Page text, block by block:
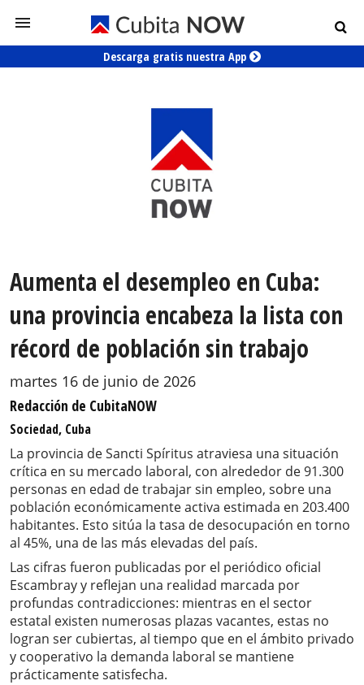
Descarga gratis nuestra App
Aumenta el desempleo en Cuba:
una provincia encabeza la lista con
récord de población sin trabajo
martes 16 de junio de 2026
Redacción de CubitaNOW
Sociedad, Cuba
La provincia de Sancti Spíritus atraviesa una situación
crítica en su mercado laboral, con alrededor de 91.300
personas en edad de trabajar sin empleo, sobre una
población económicamente activa estimada en 203.400
habitantes. Esto sitúa la tasa de desocupación en torno
al 45%, una de las más elevadas del país.
Las cifras fueron publicadas por el periódico oficial
Escambray y reflejan una realidad marcada por
profundas contradicciones: mientras en el sector
estatal existen numerosas plazas vacantes, estas no
logran ser cubiertas, al tiempo que en el ámbito privado
y cooperativo la demanda laboral se mantiene
prácticamente satisfecha.